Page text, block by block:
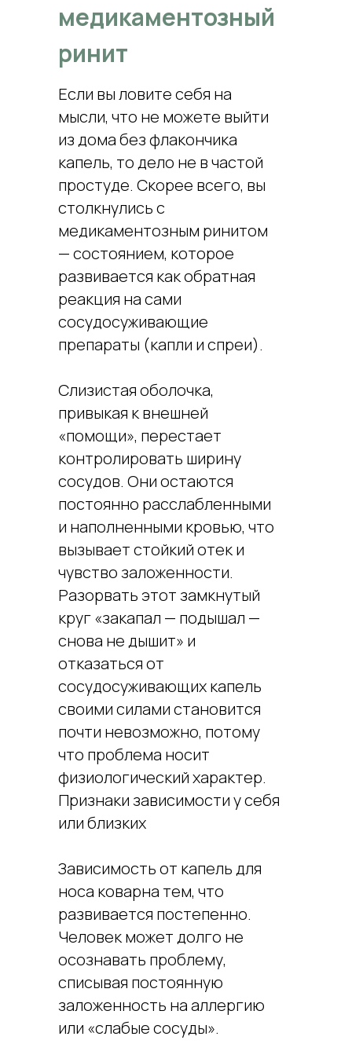
медикаментозный
ринит
Если вы ловите себя на
мысли, что не можете выйти
из дома без флакончика
капель, то дело не в частой
простуде. Скорее всего, вы
столкнулись с
медикаментозным ринитом
— состоянием, которое
развивается как обратная
реакция на сами
сосудосуживающие
препараты (капли и спреи).
Слизистая оболочка,
привыкая к внешней
«помощи», перестает
контролировать ширину
сосудов. Они остаются
постоянно расслабленными
и наполненными кровью, что
вызывает стойкий отек и
чувство заложенности.
Разорвать этот замкнутый
круг «закапал — подышал —
снова не дышит» и
отказаться от
сосудосуживающих капель
своими силами становится
почти невозможно, потому
что проблема носит
физиологический характер.
Признаки зависимости у себя
или близких
Зависимость от капель для
носа коварна тем, что
развивается постепенно.
Человек может долго не
осознавать проблему,
списывая постоянную
заложенность на аллергию
или «слабые сосуды».